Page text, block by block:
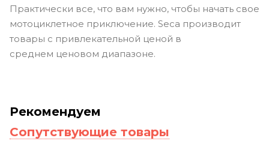
Практически все, что вам нужно, чтобы начать свое
мотоциклетное приключение. Seca производит
товары с привлекательной ценой в
среднем ценовом диапазоне.
Рекомендуем
Сопутствующие товары